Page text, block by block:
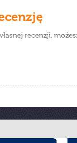
recenzji,